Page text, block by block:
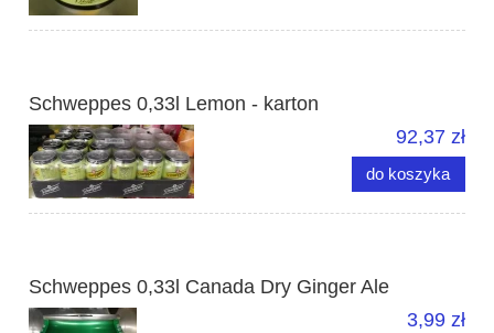
Schweppes 0,33l Lemon - karton
92,37 zł
do koszyka
Schweppes 0,33l Canada Dry Ginger Ale
3,99 zł